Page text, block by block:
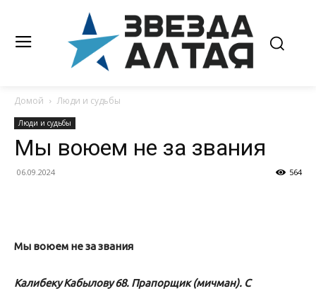
Домой Люди и судьбы
Люди и судьбы
Мы воюем не за звания
06.09.2024 564
Мы воюем не за звания
Калибеку Кабылову 68. Прапорщик (мичман). С